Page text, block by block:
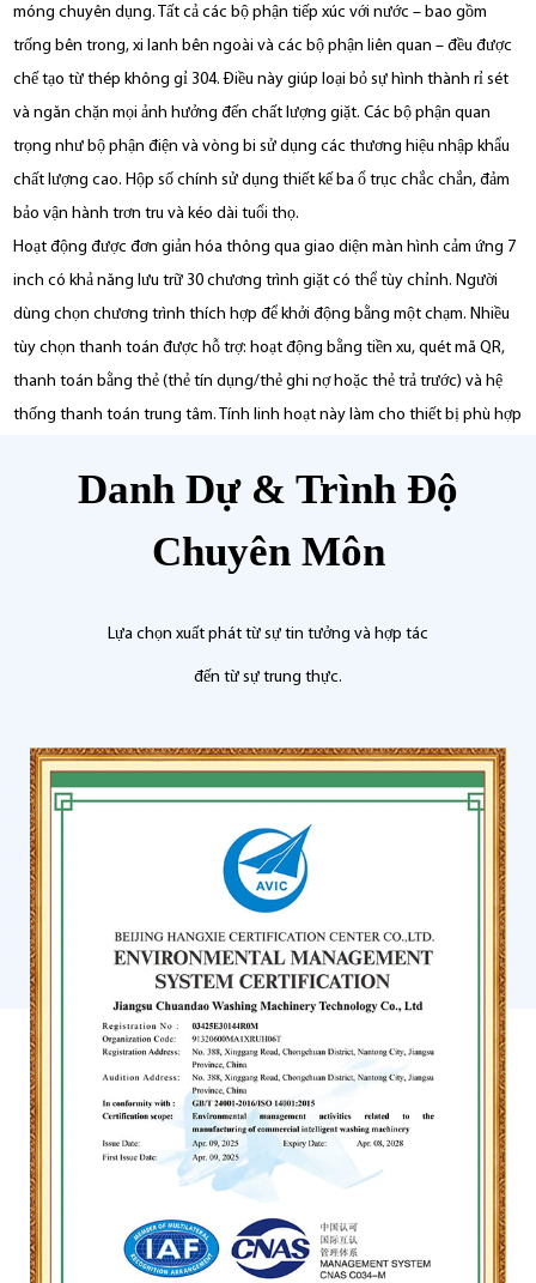
móng chuyên dụng. Tất cả các bộ phận tiếp xúc với nước – bao gồm
trống bên trong, xi lanh bên ngoài và các bộ phận liên quan – đều được
chế tạo từ thép không gỉ 304. Điều này giúp loại bỏ sự hình thành rỉ sét
và ngăn chặn mọi ảnh hưởng đến chất lượng giặt. Các bộ phận quan
trọng như bộ phận điện và vòng bi sử dụng các thương hiệu nhập khẩu
chất lượng cao. Hộp số chính sử dụng thiết kế ba ổ trục chắc chắn, đảm
bảo vận hành trơn tru và kéo dài tuổi thọ.
Hoạt động được đơn giản hóa thông qua giao diện màn hình cảm ứng 7
inch có khả năng lưu trữ 30 chương trình giặt có thể tùy chỉnh. Người
dùng chọn chương trình thích hợp để khởi động bằng một chạm. Nhiều
tùy chọn thanh toán được hỗ trợ: hoạt động bằng tiền xu, quét mã QR,
thanh toán bằng thẻ (thẻ tín dụng/thẻ ghi nợ hoặc thẻ trả trước) và hệ
thống thanh toán trung tâm. Tính linh hoạt này làm cho thiết bị phù hợp
Hỗ trợ đa ngôn ngữ (bao gồm tiếng Anh, tiếng Nhật và tiếng Pháp) phục
vụ các nhóm người dùng đa dạng, nâng cao sự thuận tiện đồng thời
mang lại sự linh hoạt chưa từng có và giảm chi phí vận hành cho các
mang lại hiệu suất vượt trội. Với hệ số lực G 300G, nó giảm thiểu độ ẩm
trong quá trình sấy và tăng lợi nhuận cho người vận hành.
Các tính năng an toàn bao gồm khóa cửa điện tử chỉ mở sau khi trống
dừng hoàn toàn, bảo vệ người dùng. Hộp kiểm soát tiền xu kết hợp thiết
kế chống cạy để bảo vệ doanh thu của nhà cung cấp dịch vụ.
Máy sấy thương mại:
Máy sấy thương mại Kingstar cung cấp nhiều cấu
hình: máy sấy vận hành bằng đồng xu đơn, máy sấy có thể xếp chồng lên
nhau và tổ hợp máy giặt-sấy có thể xếp chồng lên nhau (máy giặt bên
dưới, máy sấy bên trên). Dòng sản phẩm này phù hợp với những hạn chế
về không gian và cách bố trí phòng giặt khác nhau.
Trống bằng thép không gỉ 304 có bề mặt nhẵn để giảm thiểu sự mài mòn
của vải và kéo dài tuổi thọ của thiết bị. Điều khiển màn hình cảm ứng
cung cấp khả năng vận hành trực quan với các chương trình sấy tự động
được tải sẵn. Chỉ cần chọn chương trình phù hợp với loại vải để bắt đầu
sấy khô bằng một chạm. Trống tuân theo thiết kế tỷ lệ tải 1:20; thể tích
rộng rãi của nó cho phép quần áo nhào lộn tự do, nâng cao hiệu quả sấy
khô và giảm nếp nhăn.
Danh Dự & Trình Độ
Chuyên Môn
Lựa chọn xuất phát từ sự tin tưởng và hợp tác
đến từ sự trung thực.